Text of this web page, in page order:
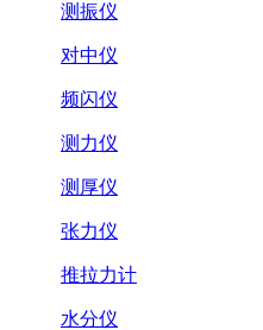
测振仪
对中仪
频闪仪
测力仪
测厚仪
张力仪
推拉力计
水分仪